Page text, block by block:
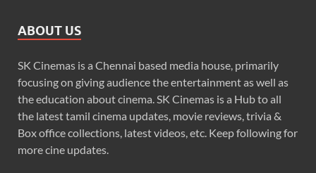
ABOUT US
SK Cinemas is a Chennai based media house, primarily
focusing on giving audience the entertainment as well as
the education about cinema. SK Cinemas is a Hub to all
the latest tamil cinema updates, movie reviews, trivia &
Box office collections, latest videos, etc. Keep following for
more cine updates.